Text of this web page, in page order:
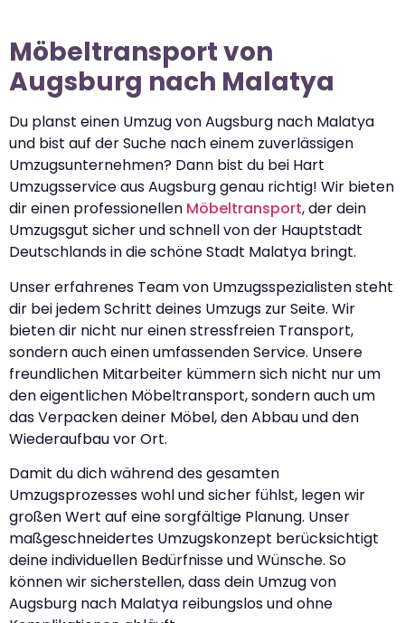
Möbeltransport von
Augsburg nach Malatya
Du planst einen Umzug von Augsburg nach Malatya
und bist auf der Suche nach einem zuverlässigen
Umzugsunternehmen? Dann bist du bei Hart
Umzugsservice aus Augsburg genau richtig! Wir bieten
dir einen professionellen Möbeltransport, der dein
Umzugsgut sicher und schnell von der Hauptstadt
Deutschlands in die schöne Stadt Malatya bringt.
Unser erfahrenes Team von Umzugsspezialisten steht
dir bei jedem Schritt deines Umzugs zur Seite. Wir
bieten dir nicht nur einen stressfreien Transport,
sondern auch einen umfassenden Service. Unsere
freundlichen Mitarbeiter kümmern sich nicht nur um
den eigentlichen Möbeltransport, sondern auch um
das Verpacken deiner Möbel, den Abbau und den
Wiederaufbau vor Ort.
Damit du dich während des gesamten
Umzugsprozesses wohl und sicher fühlst, legen wir
großen Wert auf eine sorgfältige Planung. Unser
maßgeschneidertes Umzugskonzept berücksichtigt
deine individuellen Bedürfnisse und Wünsche. So
können wir sicherstellen, dass dein Umzug von
Augsburg nach Malatya reibungslos und ohne